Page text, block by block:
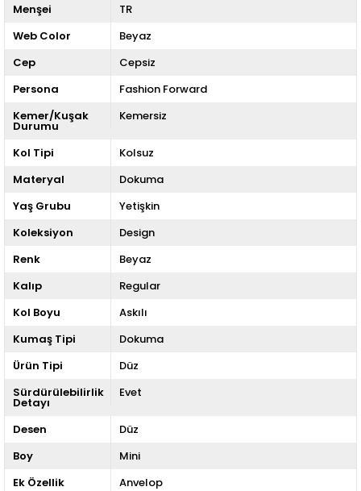
Menşei
TR
Web Color
Beyaz
Cep
Cepsiz
Persona
Fashion Forward
Kemer/Kuşak
Durumu
Kemersiz
Kol Tipi
Kolsuz
Materyal
Dokuma
Yaş Grubu
Yetişkin
Koleksiyon
Design
Renk
Beyaz
Kalıp
Regular
Kol Boyu
Askılı
Kumaş Tipi
Dokuma
Ürün Tipi
Düz
Sürdürülebilirlik
Detayı
Evet
Desen
Düz
Boy
Mini
Ek Özellik
Anvelop